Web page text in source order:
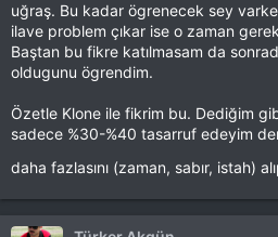
uğraş. Bu kadar ögrenecek sey
ilave problem çıkar ise o zaman
Baştan bu fikre katılmasam da
oldugunu ögrendim.
Özetle Klone ile fikrim bu. Dediğim
sadece %30-%40 tasarruf edeyim
daha fazlasını (zaman, sabır, istah)